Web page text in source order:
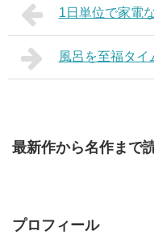
1日単位で家電
風呂を至福タ
最新作から名作まで
プロフィール